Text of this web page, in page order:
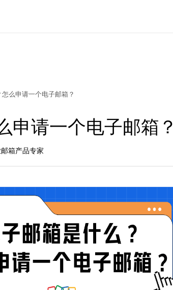
么申请一个电子邮箱？
申请一个电子邮箱？
箱产品专家